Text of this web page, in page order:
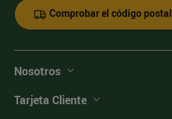
Comprobar el código postal
Nosotros
Tarjeta Cliente